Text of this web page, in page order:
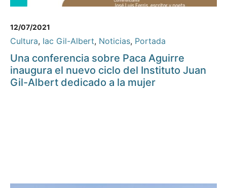
12/07/2021
Cultura, Iac Gil-Albert, Noticias, Portada
Una conferencia sobre Paca Aguirre
inaugura el nuevo ciclo del Instituto Juan
Gil-Albert dedicado a la mujer